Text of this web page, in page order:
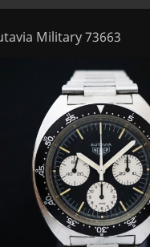
Military 73663